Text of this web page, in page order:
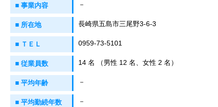
■ 事業内容 －
■ 所在地 長崎県五島市三尾野3-6-3
■ ＴＥＬ 0959-73-5101
■ 従業員数 14 名 （男性 12 名、女性 2 名）
■ 平均年齢 －
■ 平均勤続年数 －